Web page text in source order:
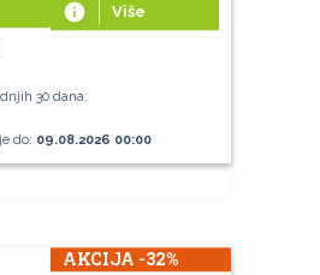
info Više
30 dana:
do: 09.08.2026 00:00
AKCIJA -32%